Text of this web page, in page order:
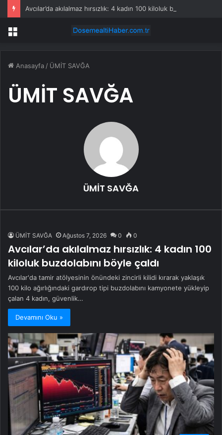
Menü
Anasayfa / ÜMİT SAVĞA
ÜMİT SAVĞA
ÜMİT SAVĞA
ÜMİT SAVĞA Ağustos 7, 2026 0 0
Avcılar’da akılalmaz hırsızlık: 4 kadın 100
kiloluk buzdolabını böyle çaldı
Avcılar'da tamir atölyesinin önündeki zincirli kilidi kırarak yaklaşık
100 kilo ağırlığındaki gardırop tipi buzdolabını kamyonete yükleyip
çalan 4 kadın, güvenlik…
Devamını Oku »